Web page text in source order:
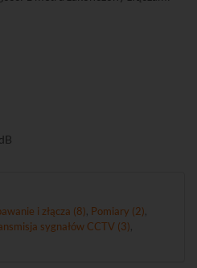
i złącza (8) Pomiary (2)
sygnałów CCTV (3)